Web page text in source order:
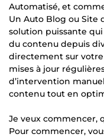
Automatisé, et
Un Auto Blog ou Site
solution puissante
du contenu depuis
directement sur
mises à jour
d’intervention
contenu tout en
Je veux commencer,
Pour commencer,